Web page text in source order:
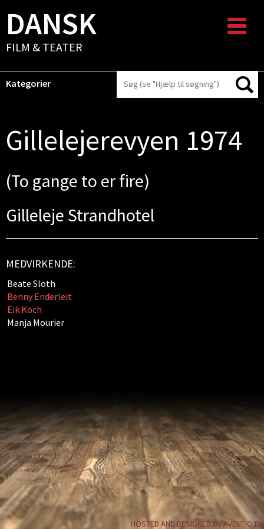
DANSK
FILM & TEATER
Kategorier
Gillelejerevyen 1974
(To gange to er fire)
Gilleleje Strandhotel
MEDVIRKENDE:
Beate Sloth
Benny Enderleit
Eik Koch
Manja Mourier
HOSTED AND DESIGNED BY AVENTIO.DK